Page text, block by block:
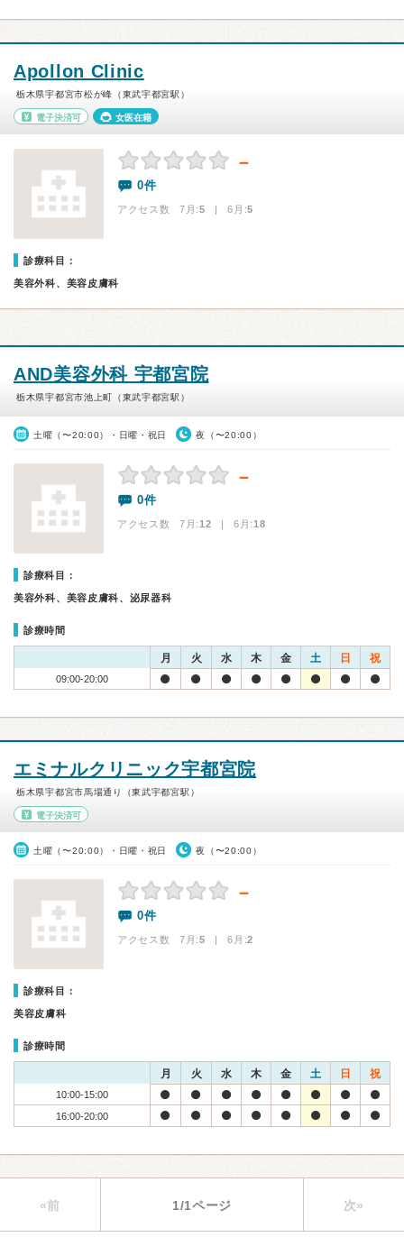
Apollon Clinic
栃木県宇都宮市松が峰（東武宇都宮駅）
電子決済可 女医在籍
－
0件
アクセス数 7月:5 | 6月:5
診療科目：
美容外科、美容皮膚科
AND美容外科 宇都宮院
栃木県宇都宮市池上町（東武宇都宮駅）
土曜（〜20:00）・日曜・祝日 夜（〜20:00）
－
0件
アクセス数 7月:12 | 6月:18
診療科目：
美容外科、美容皮膚科、泌尿器科
診療時間
月 火 水 木 金 土 日 祝
09:00-20:00
エミナルクリニック宇都宮院
栃木県宇都宮市馬場通り（東武宇都宮駅）
電子決済可
土曜（〜20:00）・日曜・祝日 夜（〜20:00）
－
0件
アクセス数 7月:5 | 6月:2
診療科目：
美容皮膚科
診療時間
月 火 水 木 金 土 日 祝
10:00-15:00
16:00-20:00
«前 1/1ページ 次»